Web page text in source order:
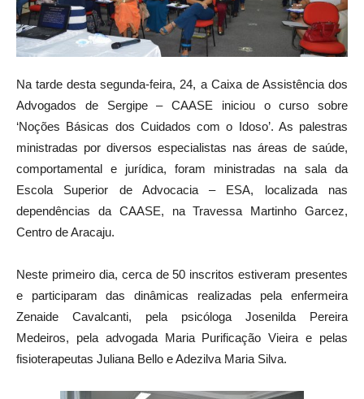
Na tarde desta segunda-feira, 24, a Caixa de Assistência dos
Advogados de Sergipe – CAASE iniciou o curso sobre
‘Noções Básicas dos Cuidados com o Idoso’. As palestras
ministradas por diversos especialistas nas áreas de saúde,
comportamental e jurídica, foram ministradas na sala da
Escola Superior de Advocacia – ESA, localizada nas
dependências da CAASE, na Travessa Martinho Garcez,
Centro de Aracaju.
Neste primeiro dia, cerca de 50 inscritos estiveram presentes
e participaram das dinâmicas realizadas pela enfermeira
Zenaide Cavalcanti, pela psicóloga Josenilda Pereira
Medeiros, pela advogada Maria Purificação Vieira e pelas
fisioterapeutas Juliana Bello e Adezilva Maria Silva.